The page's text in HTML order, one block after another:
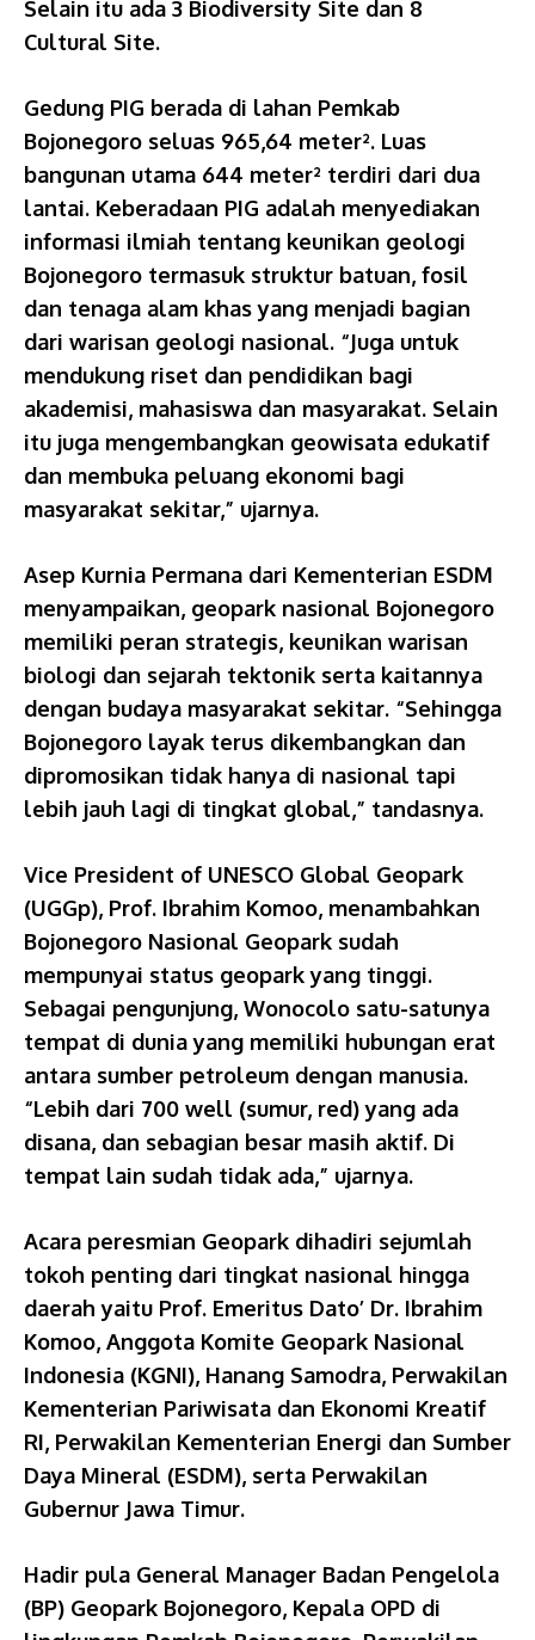
Selain itu ada 3 Biodiversity Site dan 8
Cultural Site.
Gedung PIG berada di lahan Pemkab
Bojonegoro seluas 965,64 meter². Luas
bangunan utama 644 meter² terdiri dari dua
lantai. Keberadaan PIG adalah menyediakan
informasi ilmiah tentang keunikan geologi
Bojonegoro termasuk struktur batuan, fosil
dan tenaga alam khas yang menjadi bagian
dari warisan geologi nasional. “Juga untuk
mendukung riset dan pendidikan bagi
akademisi, mahasiswa dan masyarakat. Selain
itu juga mengembangkan geowisata edukatif
dan membuka peluang ekonomi bagi
masyarakat sekitar,” ujarnya.
Asep Kurnia Permana dari Kementerian ESDM
menyampaikan, geopark nasional Bojonegoro
memiliki peran strategis, keunikan warisan
biologi dan sejarah tektonik serta kaitannya
dengan budaya masyarakat sekitar. “Sehingga
Bojonegoro layak terus dikembangkan dan
dipromosikan tidak hanya di nasional tapi
lebih jauh lagi di tingkat global,” tandasnya.
Vice President of UNESCO Global Geopark
(UGGp), Prof. Ibrahim Komoo, menambahkan
Bojonegoro Nasional Geopark sudah
mempunyai status geopark yang tinggi.
Sebagai pengunjung, Wonocolo satu-satunya
tempat di dunia yang memiliki hubungan erat
antara sumber petroleum dengan manusia.
“Lebih dari 700 well (sumur, red) yang ada
disana, dan sebagian besar masih aktif. Di
tempat lain sudah tidak ada,” ujarnya.
Acara peresmian Geopark dihadiri sejumlah
tokoh penting dari tingkat nasional hingga
daerah yaitu Prof. Emeritus Dato’ Dr. Ibrahim
Komoo, Anggota Komite Geopark Nasional
Indonesia (KGNI), Hanang Samodra, Perwakilan
Kementerian Pariwisata dan Ekonomi Kreatif
RI, Perwakilan Kementerian Energi dan Sumber
Daya Mineral (ESDM), serta Perwakilan
Gubernur Jawa Timur.
‎Hadir pula General Manager Badan Pengelola
(BP) Geopark Bojonegoro, Kepala OPD di